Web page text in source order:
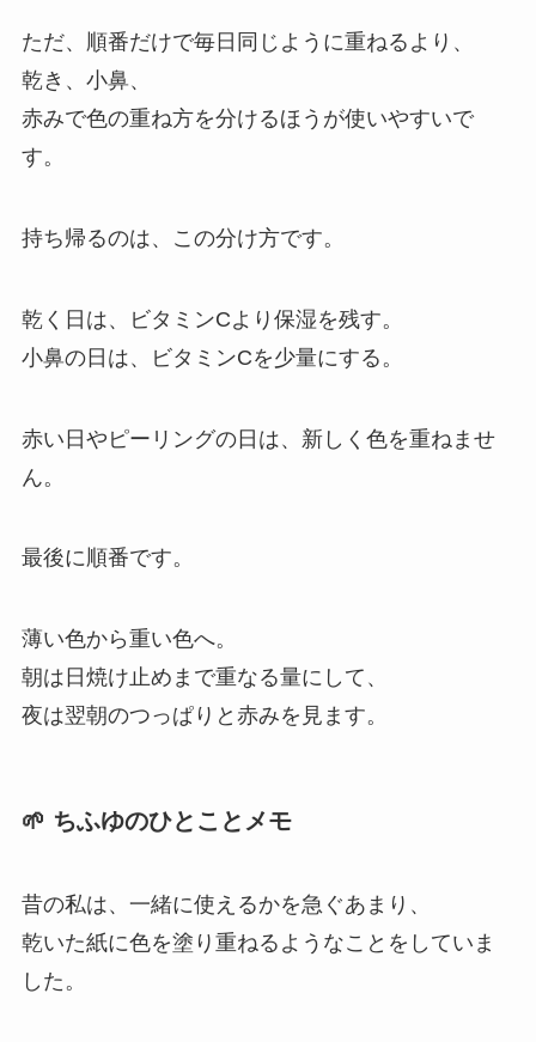
ただ、順番だけで毎日同じように重ねるより、
乾き、小鼻、
赤みで色の重ね方を分けるほうが使いやすいで
す。
持ち帰るのは、この分け方です。
乾く日は、ビタミンCより保湿を残す。
小鼻の日は、ビタミンCを少量にする。
赤い日やピーリングの日は、新しく色を重ねませ
ん。
最後に順番です。
薄い色から重い色へ。
朝は日焼け止めまで重なる量にして、
夜は翌朝のつっぱりと赤みを見ます。
🌱 ちふゆのひとことメモ
昔の私は、一緒に使えるかを急ぐあまり、
乾いた紙に色を塗り重ねるようなことをしていま
した。